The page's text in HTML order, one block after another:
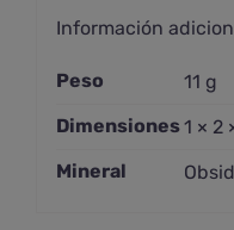
Información
Peso
11 g
Dimensiones1 × 2
Mineral